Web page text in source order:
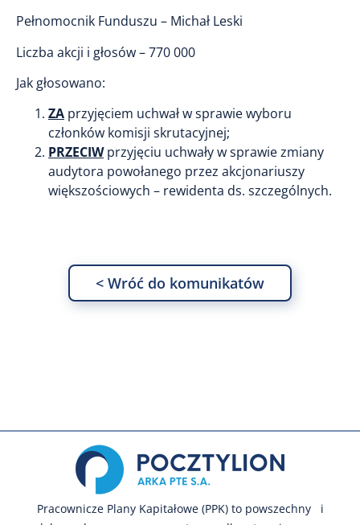
Pełnomocnik Funduszu – Michał Leski
Liczba akcji i głosów – 770 000
Jak głosowano:
ZA przyjęciem uchwał w sprawie wyboru
członków komisji skrutacyjnej;
PRZECIWprzyjęciu uchwały w sprawie zmiany
audytora powołanego przez akcjonariuszy
większościowych – rewidenta ds. szczególnych.
< Wróć do komunikatów
Pracownicze Plany Kapitałowe (PPK) to powszechny i